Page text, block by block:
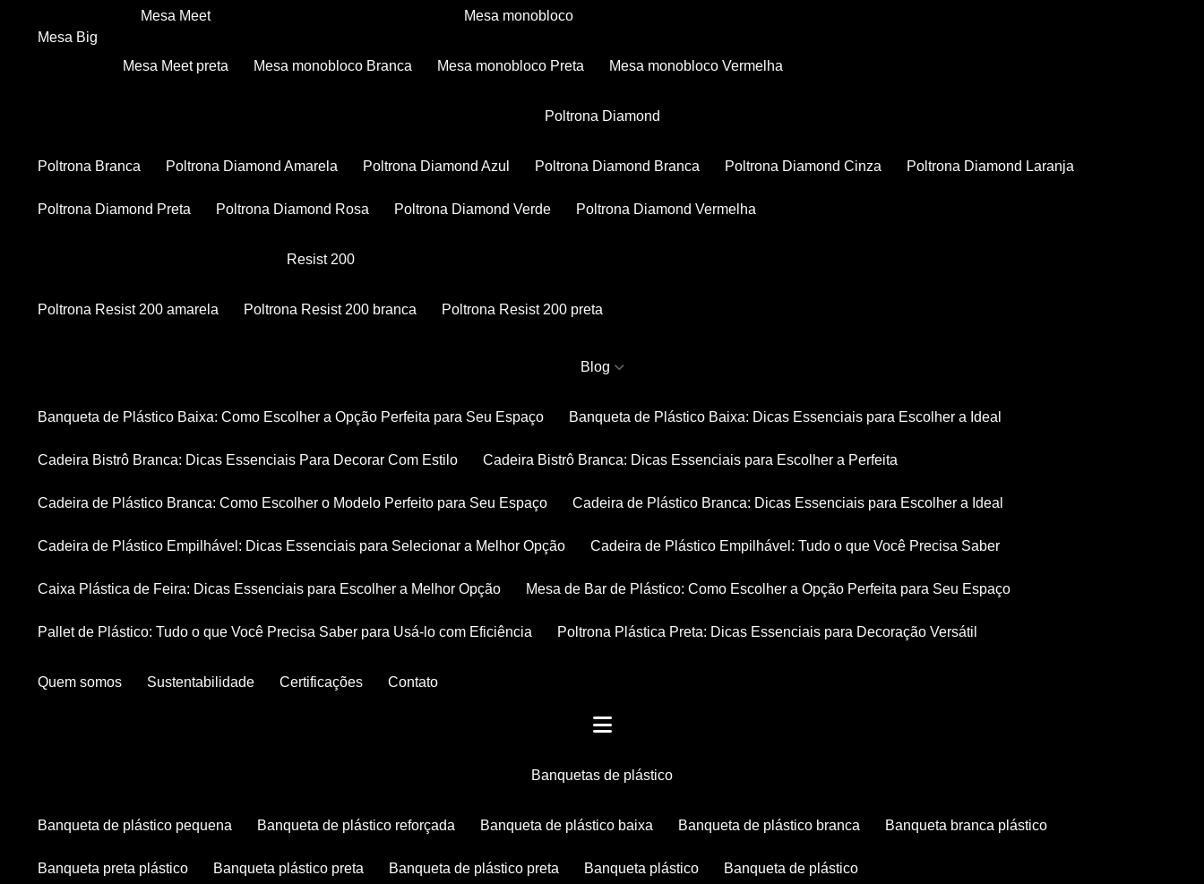
Mesa Big
Mesa Meet
Mesa Meet preta
Mesa monobloco
Mesa monobloco Branca Mesa monobloco Preta Mesa monobloco Vermelha
Poltrona Diamond
Poltrona Branca Poltrona Diamond Amarela Poltrona Diamond Azul Poltrona Diamond Branca Poltrona Diamond Cinza Poltrona Diamond Laranja
Poltrona Diamond Preta Poltrona Diamond Rosa Poltrona Diamond Verde Poltrona Diamond Vermelha
Resist 200
Poltrona Resist 200 amarela Poltrona Resist 200 branca Poltrona Resist 200 preta
Blog
Banqueta de Plástico Baixa: Como Escolher a Opção Perfeita para Seu Espaço Banqueta de Plástico Baixa: Dicas Essenciais para Escolher a Ideal
Cadeira Bistrô Branca: Dicas Essenciais Para Decorar Com Estilo Cadeira Bistrô Branca: Dicas Essenciais para Escolher a Perfeita
Cadeira de Plástico Branca: Como Escolher o Modelo Perfeito para Seu Espaço Cadeira de Plástico Branca: Dicas Essenciais para Escolher a Ideal
Cadeira de Plástico Empilhável: Dicas Essenciais para Selecionar a Melhor Opção Cadeira de Plástico Empilhável: Tudo o que Você Precisa Saber
Caixa Plástica de Feira: Dicas Essenciais para Escolher a Melhor Opção Mesa de Bar de Plástico: Como Escolher a Opção Perfeita para Seu Espaço
Pallet de Plástico: Tudo o que Você Precisa Saber para Usá-lo com Eficiência Poltrona Plástica Preta: Dicas Essenciais para Decoração Versátil
Quem somos Sustentabilidade Certificações Contato
banquetas de plástico
banqueta de plástico pequena banqueta de plástico reforçada banqueta de plástico baixa banqueta de plástico branca banqueta branca plástico
banqueta preta plástico banqueta plástico preta banqueta de plástico preta banqueta plástico banqueta de plástico